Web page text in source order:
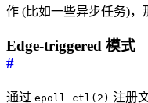
作 (比如一些异步任务)，
Edge-triggered 模式
#
通过 epoll_ctl(2) 注册